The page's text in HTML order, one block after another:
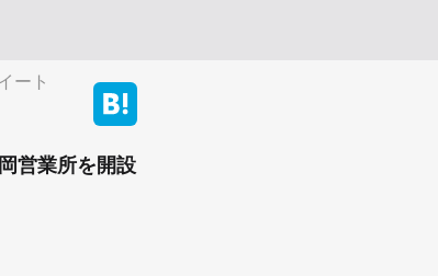
ート
営業所を開設